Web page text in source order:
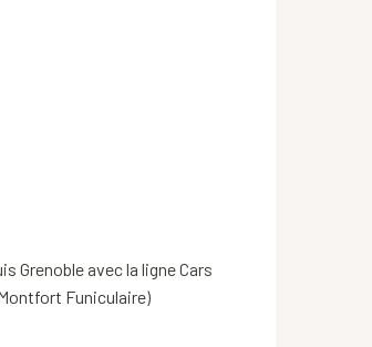
Grenoble avec la ligne Cars
Funiculaire)